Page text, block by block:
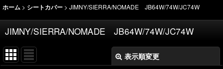
ホーム > シートカバー > JIMNY/SIERRA/NOMADE JB64W/74W/JC74W
JIMNY/SIERRA/NOMADE JB64W/74W/JC74W
表示順変更